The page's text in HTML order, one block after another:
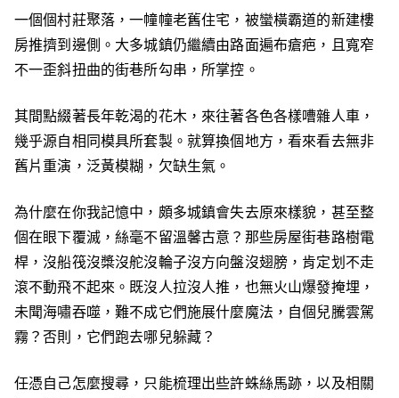
一個個村莊聚落，一幢幢老舊住宅，被蠻橫霸道的新建樓
房推擠到邊側。大多城鎮仍繼續由路面遍布瘡疤，且寬窄
不一歪斜扭曲的街巷所勾串，所掌控。
其間點綴著長年乾渴的花木，來往著各色各樣嘈雜人車，
幾乎源自相同模具所套製。就算換個地方，看來看去無非
舊片重演，泛黃模糊，欠缺生氣。
為什麼在你我記憶中，頗多城鎮會失去原來樣貌，甚至整
個在眼下覆滅，絲毫不留溫馨古意？那些房屋街巷路樹電
桿，沒船筏沒槳沒舵沒輪子沒方向盤沒翅膀，肯定划不走
滾不動飛不起來。既沒人拉沒人推，也無火山爆發掩埋，
未聞海嘯吞噬，難不成它們施展什麼魔法，自個兒騰雲駕
霧？否則，它們跑去哪兒躲藏？
任憑自己怎麼搜尋，只能梳理出些許蛛絲馬跡，以及相關